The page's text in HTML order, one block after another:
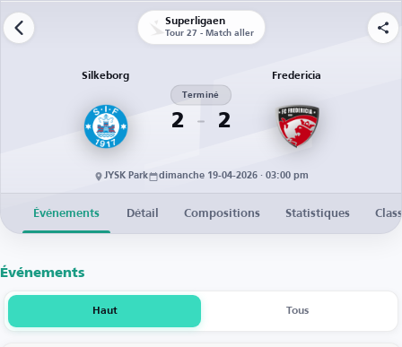
Superligaen
Tour 27 - Match aller
Silkeborg
2
Terminé
2
Fredericia
JYSK Park dimanche 19-04-2026 · 03:00 pm
Événements Détail Compositions Statistiques
Événements
Haut Tous